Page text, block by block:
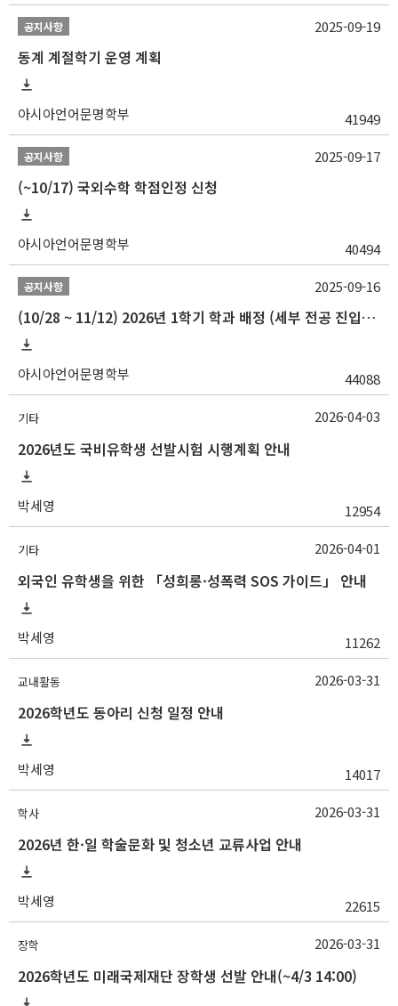
공지사항
동계 계절학기 운영 계획
아시아언어문명학부 41949
2025-09-19
공지사항
(~10/17) 국외수학 학점인정 신청
아시아언어문명학부 40494
2025-09-17
공지사항
(10/28 ~ 11/12) 2026년 1학기 학과 배정 (세부 전공 진입) 안내
아시아언어문명학부 44088
2025-09-16
기타
2026년도 국비유학생 선발시험 시행계획 안내
박세영 12954
2026-04-03
기타
외국인 유학생을 위한 「성희롱·성폭력 SOS 가이드」 안내
박세영 11262
2026-04-01
교내활동
2026학년도 동아리 신청 일정 안내
박세영 14017
2026-03-31
학사
2026년 한·일 학술문화 및 청소년 교류사업 안내
박세영 22615
2026-03-31
장학
2026학년도 미래국제재단 장학생 선발 안내(~4/3 14:00)
2026-03-31